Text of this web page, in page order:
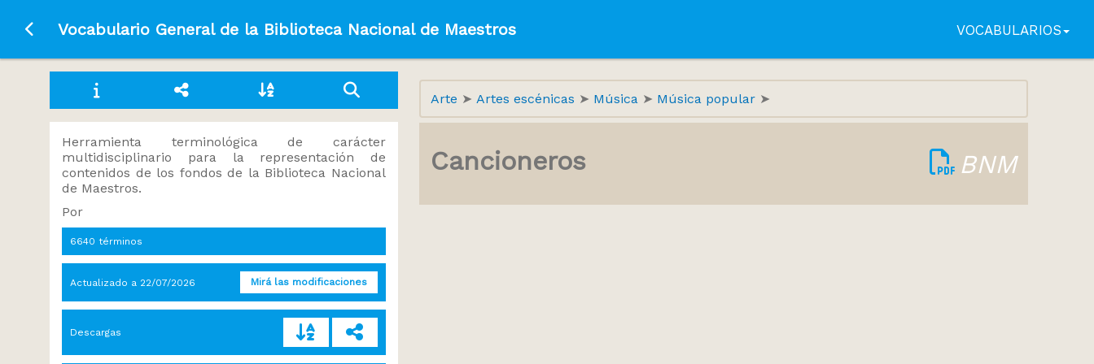
Ir a la página principal
Vocabulario General de la Biblioteca Nacional de Maestros VOCABULARIOS
Herramienta terminológica de carácter
multidisciplinario para la representación de
contenidos de los fondos de la Biblioteca Nacional
de Maestros.
Por
6640 términos
Actualizado a 22/07/2026 Mirá las modificaciones
Descargas
Arte Artes escénicas Música Música popular
Cancioneros BNM